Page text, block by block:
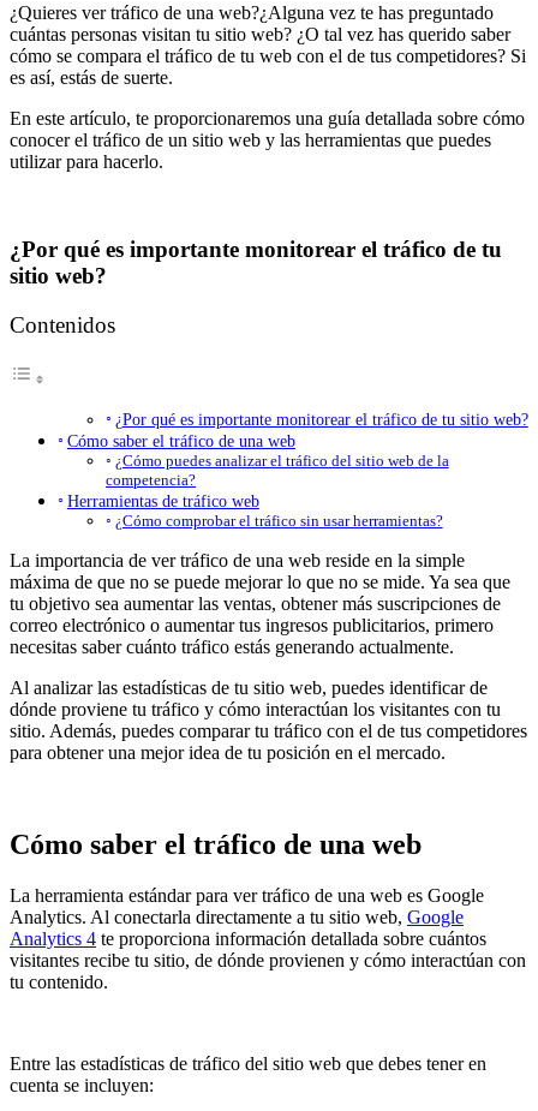
¿Quieres ver tráfico de una web?¿Alguna vez te has preguntado
cuántas personas visitan tu sitio web? ¿O tal vez has querido saber
cómo se compara el tráfico de tu web con el de tus competidores? Si
es así, estás de suerte.
En este artículo, te proporcionaremos una guía detallada sobre cómo
conocer el tráfico de un sitio web y las herramientas que puedes
utilizar para hacerlo.
¿Por qué es importante monitorear el tráfico de tu
sitio web?
Contenidos
¿Por qué es importante monitorear el tráfico de tu sitio web?
Cómo saber el tráfico de una web
¿Cómo puedes analizar el tráfico del sitio web de la
competencia?
Herramientas de tráfico web
¿Cómo comprobar el tráfico sin usar herramientas?
La importancia de ver tráfico de una web reside en la simple
máxima de que no se puede mejorar lo que no se mide. Ya sea que
tu objetivo sea aumentar las ventas, obtener más suscripciones de
correo electrónico o aumentar tus ingresos publicitarios, primero
necesitas saber cuánto tráfico estás generando actualmente.
Al analizar las estadísticas de tu sitio web, puedes identificar de
dónde proviene tu tráfico y cómo interactúan los visitantes con tu
sitio. Además, puedes comparar tu tráfico con el de tus competidores
para obtener una mejor idea de tu posición en el mercado.
Cómo saber el tráfico de una web
La herramienta estándar para ver tráfico de una web es Google
Analytics. Al conectarla directamente a tu sitio web, Google
Analytics 4 te proporciona información detallada sobre cuántos
visitantes recibe tu sitio, de dónde provienen y cómo interactúan con
tu contenido.
Entre las estadísticas de tráfico del sitio web que debes tener en
cuenta se incluyen: